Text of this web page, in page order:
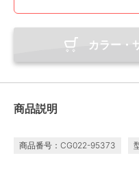
カラー・
商品説明
商品番号：CG022-95373